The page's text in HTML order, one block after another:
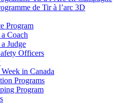
de Tir à l’arc 3D
Program
Coach
Judge
Officers
in Canada
Programs
Program